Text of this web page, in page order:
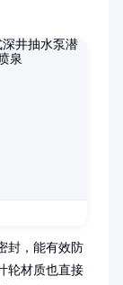
封，能有效防
轮材质也直接